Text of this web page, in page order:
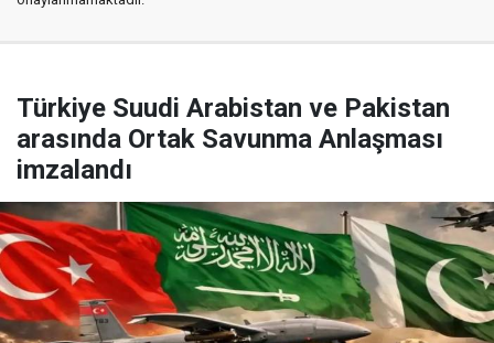
Türkiye Suudi Arabistan ve Pakistan
arasında Ortak Savunma Anlaşması
imzalandı